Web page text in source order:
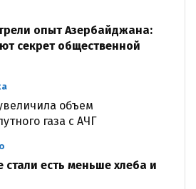
опыт Азербайджана:
секрет общественной
объем
газа с АЧГ
есть меньше хлеба и